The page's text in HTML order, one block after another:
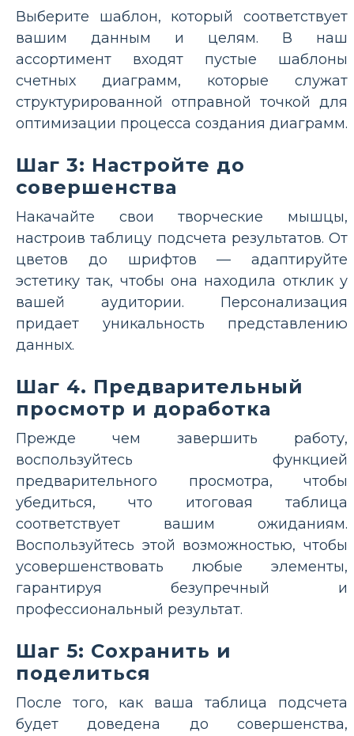
Выберите шаблон, который соответствует
вашим данным и целям. В наш
ассортимент входят пустые шаблоны
счетных диаграмм, которые служат
структурированной отправной точкой для
оптимизации процесса создания диаграмм.
Шаг 3: Настройте до
совершенства
Накачайте свои творческие мышцы,
настроив таблицу подсчета результатов. От
цветов до шрифтов — адаптируйте
эстетику так, чтобы она находила отклик у
вашей аудитории. Персонализация
придает уникальность представлению
данных.
Шаг 4. Предварительный
просмотр и доработка
Прежде чем завершить работу,
воспользуйтесь функцией
предварительного просмотра, чтобы
убедиться, что итоговая таблица
соответствует вашим ожиданиям.
Воспользуйтесь этой возможностью, чтобы
усовершенствовать любые элементы,
гарантируя безупречный и
профессиональный результат.
Шаг 5: Сохранить и
поделиться
После того, как ваша таблица подсчета
будет доведена до совершенства,